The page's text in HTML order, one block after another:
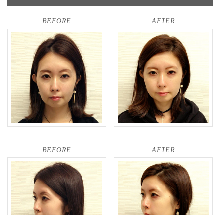
BEFORE AFTER
BEFORE AFTER